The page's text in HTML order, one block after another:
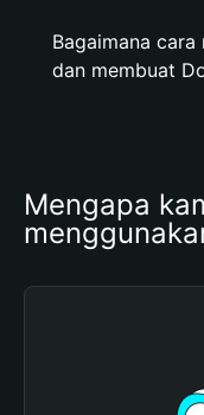
Bagaimana
dan membuat
Mengapa